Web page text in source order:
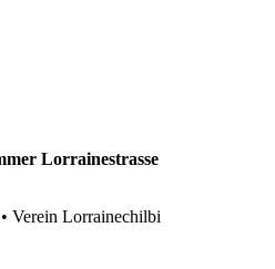
Lorrainestrasse
Verein Lorrainechilbi